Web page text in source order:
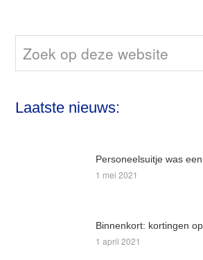
Zoek
op
Laatste nieuws:
Personeelsuitje was
1 mei 2021
Binnenkort: kortingen
1 april 2021